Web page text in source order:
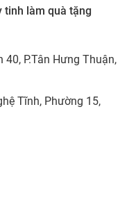
tinh làm quà tặng
P.Tân Hưng Thuận,
Tĩnh, Phường 15,